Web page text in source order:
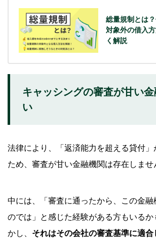
総量規制とは
対象外の借入
く解説
キャッシングの審査が甘い
い
法律により、「返済能力を超える貸付」
ため、審査が甘い金融機関は存在しませ
中には、「審査に通ったから、この金融
のでは」と感じた経験がある方もいるか
かし、 それはその会社の審査基準に適